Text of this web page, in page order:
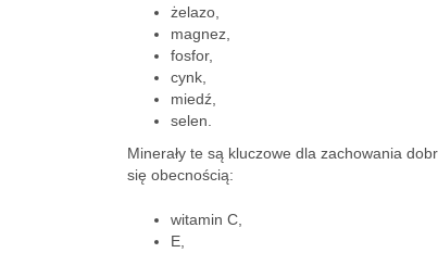
żelazo,
magnez,
fosfor,
cynk,
miedź,
selen.
Minerały te są kluczowe dla zachowania
się obecnością:
witamin C,
E,